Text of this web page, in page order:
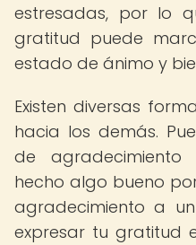
estresadas, por lo
gratitud puede
estado de ánimo y
Existen diversas
hacia los demás.
de
hecho algo bueno
agradecimiento a
expresar tu gratitud